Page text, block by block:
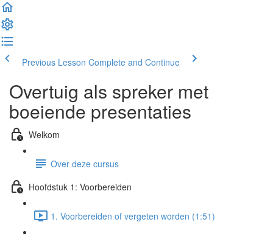
Previous Lesson Complete and Continue
Overtuig als spreker met
boeiende presentaties
Welkom
Over deze cursus
Hoofdstuk 1: Voorbereiden
1. Voorbereiden of vergeten worden (1:51)